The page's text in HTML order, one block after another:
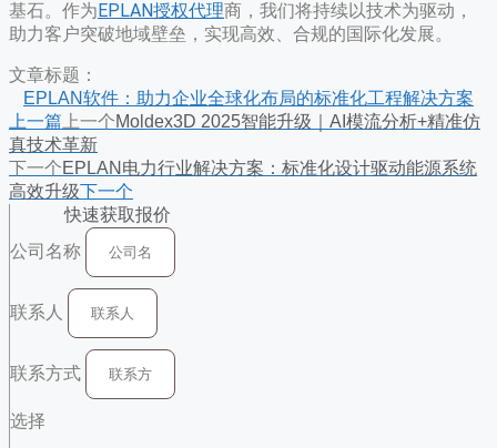
基石。作为EPLAN授权代理商，我们将持续以技术为驱动，
助力客户突破地域壁垒，实现高效、合规的国际化发展。
文章标题：
EPLAN软件：助力企业全球化布局的标准化工程解决方案
上一篇 上一个Moldex3D 2025智能升级｜AI模流分析+精准仿
真技术革新
下一个EPLAN电力行业解决方案：标准化设计驱动能源系统
高效升级下一个
快速获取报价
公司名称
联系人
联系方式
选择